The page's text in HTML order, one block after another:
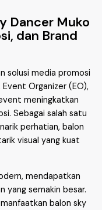
Dancer Muko
dan Brand
solusi media promosi
Organizer (EO),
meningkatkan
Sebagai salah satu
perhatian, balon
visual yang kuat
mendapatkan
yang semakin besar.
balon sky